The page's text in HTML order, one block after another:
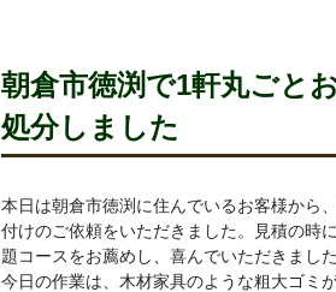
朝倉市徳渕で1軒丸ごと
処分しました
本日は朝倉市徳渕に住んでいるお客様から
付けのご依頼をいただきました。見積の時
題コースをお薦めし、喜んでいただきました
今日の作業は、木材家具のような粗大ゴミ